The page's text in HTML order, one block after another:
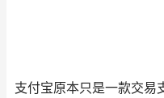
支付宝原本只是一款交易